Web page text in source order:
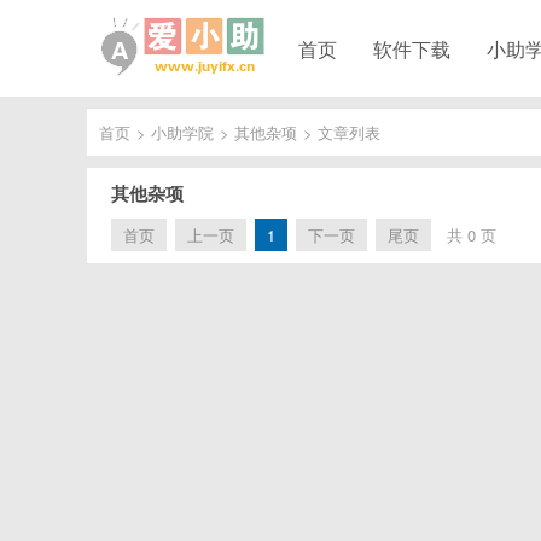
首页 软件下载 小助
首页 > 小助学院 > 其他杂项 > 文章列表
其他杂项
首页 上一页 1 下一页 尾页 共 0 页